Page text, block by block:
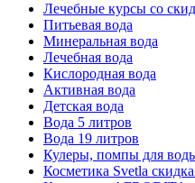
Лечебные курсы со
Питьевая вода
Минеральная вода
Лечебная вода
Кислородная вода
Активная вода
Детская вода
Вода 5 литров
Вода 19 литров
Кулеры, помпы для
Косметика Svetla